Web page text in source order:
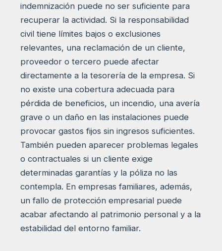
indemnización puede no ser suficiente para
recuperar la actividad. Si la responsabilidad
civil tiene límites bajos o exclusiones
relevantes, una reclamación de un cliente,
proveedor o tercero puede afectar
directamente a la tesorería de la empresa. Si
no existe una cobertura adecuada para
pérdida de beneficios, un incendio, una avería
grave o un daño en las instalaciones puede
provocar gastos fijos sin ingresos suficientes.
También pueden aparecer problemas legales
o contractuales si un cliente exige
determinadas garantías y la póliza no las
contempla. En empresas familiares, además,
un fallo de protección empresarial puede
acabar afectando al patrimonio personal y a la
estabilidad del entorno familiar.